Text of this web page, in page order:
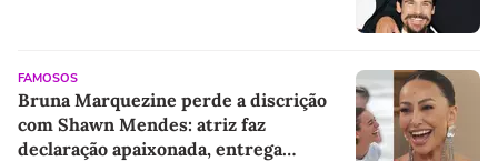
FAMOSOS
Bruna Marquezine perde a discrição
com Shawn Mendes: atriz faz
declaração apaixonada, entrega